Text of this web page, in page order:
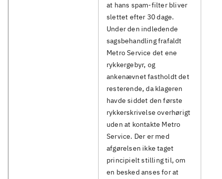
at hans spam-filter bliver
slettet efter 30 dage.
Under den indledende
sagsbehandling frafaldt
Metro Service det ene
rykkergebyr, og
ankenævnet fastholdt det
resterende, da klageren
havde siddet den første
rykkerskrivelse overhørigt
uden at kontakte Metro
Service. Der er med
afgørelsen ikke taget
principielt stilling til, om
en besked anses for at